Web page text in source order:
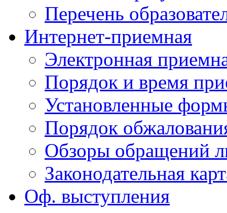
Перечень
Интернет-приемная
Электронная
Порядок и время
Установленные
Порядок
Обзоры обращений
Законодательная
Оф. выступления